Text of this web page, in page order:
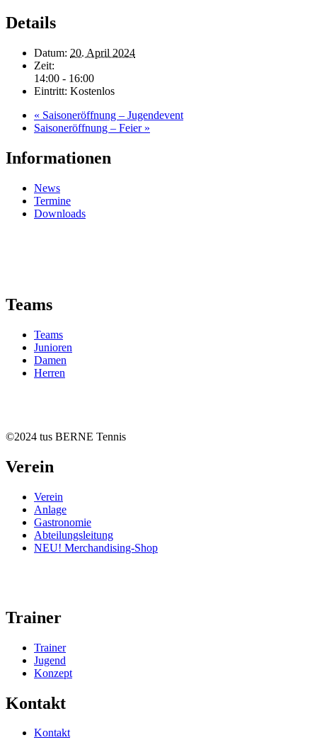
Details
Datum: 20. April 2024
Zeit:
14:00 - 16:00
Eintritt: Kostenlos
« Saisoneröffnung – Jugendevent
Saisoneröffnung – Feier »
Informationen
News
Termine
Downloads
Teams
Teams
Junioren
Damen
Herren
©2024 tus BERNE Tennis
Verein
Verein
Anlage
Gastronomie
Abteilungsleitung
NEU! Merchandising-Shop
Trainer
Trainer
Jugend
Konzept
Kontakt
Kontakt